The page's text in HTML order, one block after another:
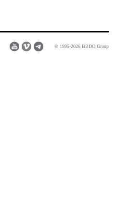
© 1995-2026 BBDO Group